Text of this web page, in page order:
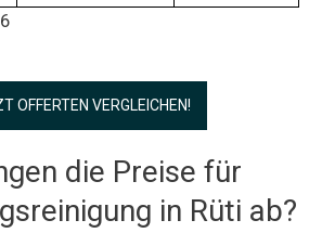
OFFERTEN VERGLEICHEN!
die Preise für
in Rüti ab?